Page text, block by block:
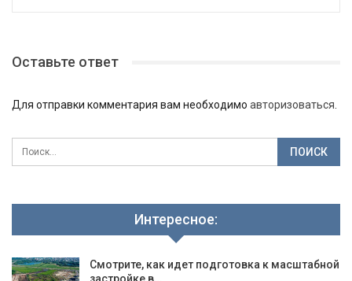
Оставьте ответ
Для отправки комментария вам необходимо авторизоваться
Интересное:
Смотрите, как идет подготовка к масштабной